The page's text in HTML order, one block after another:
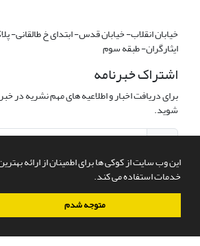
این وب سایت از کوکی ها برای اطمینان از ارائه
خدمات استفاده می کند.
متوجه شدم
ایثارگران- طبقه سوم
اشتراک خبرنامه
برای دریافت اخبار و اطلاعیه های مهم نشریه در
شوید.
سامانه مدیریت نشریات علمی.طراحی و پیاده